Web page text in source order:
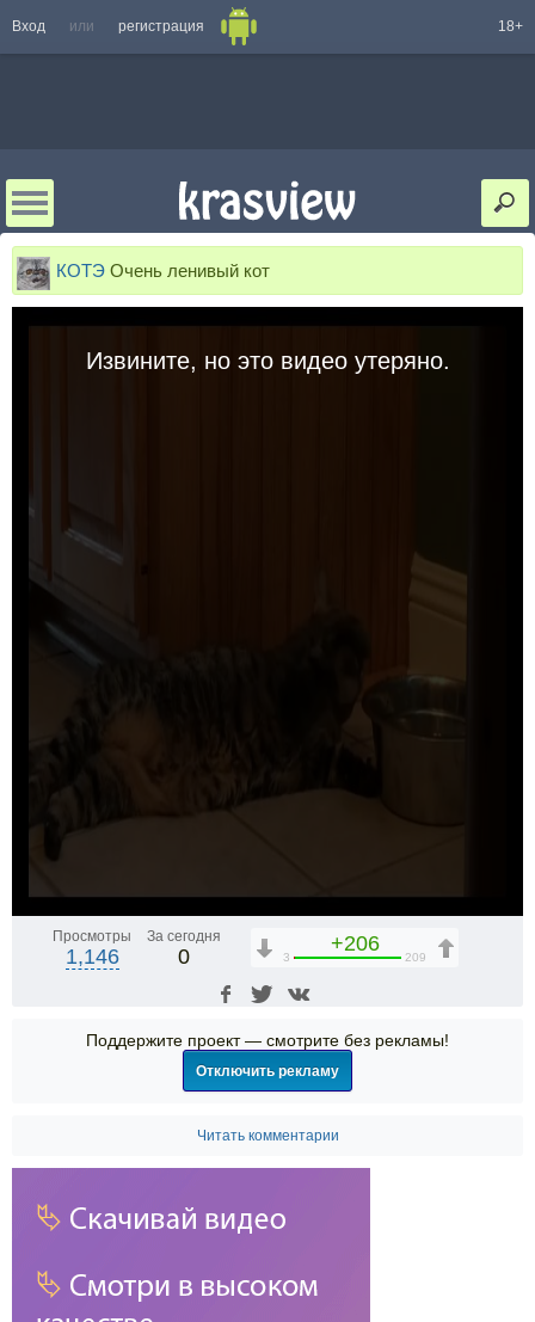
Вход или регистрация 18+
КОТЭ Очень ленивый кот
Извините, но это видео утеряно.
Просмотры
1,146
За сегодня
0
+206
3 209
Поддержите проект — смотрите без рекламы!
Отключить рекламу
Читать комментарии